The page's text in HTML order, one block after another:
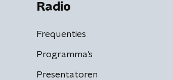
Radio
Frequenties
Programma's
Presentatoren